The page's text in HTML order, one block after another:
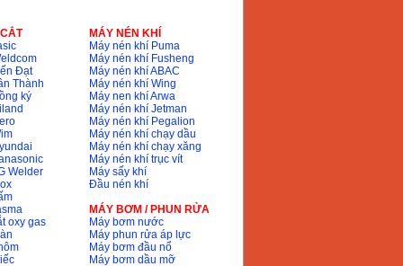
Đạt
Thành
ký
Welder
oxy gas
MÁY NÉN KHÍ
Máy nén khí Puma
Máy nén khí Fusheng
Máy nén khí ABAC
Máy nén khí Wing
Máy nen khí Arwa
Máy nén khí Jetman
Máy nén khí Pegalion
Máy nén khí chạy dầu
Máy nén khí chạy xăng
Máy nén khí trục vít
Máy sấy khí
Đầu nén khí
MÁY BƠM / PHUN RỬA
Máy bơm nước
Máy phun rửa áp lực
Máy bơm đầu nổ
Máy bơm dầu mỡ